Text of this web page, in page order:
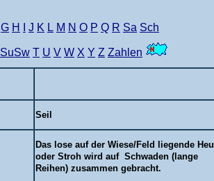
G H J K L M N O P Q R Sa Sch
SuSw T U V W X Y Z Zahlen
Seil
Das lose auf der Wiese/Feld liegende Heu
oder Stroh wird auf Schwaden (lange
Reihen) zusammen gebracht.